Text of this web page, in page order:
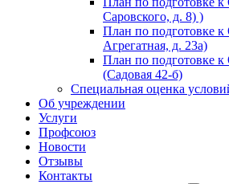
Саровского, д. 8) )
План по подготовке
Агрегатная, д. 23а)
План по подготовке
(Садовая 42-б)
Специальная оценка
Об учреждении
Услуги
Профсоюз
Новости
Отзывы
Контакты